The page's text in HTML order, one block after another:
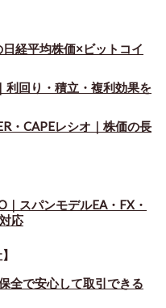
経平均株価×ビットコイ
利回り・積立・複利効果を
・CAPEレシオ｜株価の長
｜スパンモデルEA・FX・
応
全で安心して取引できる